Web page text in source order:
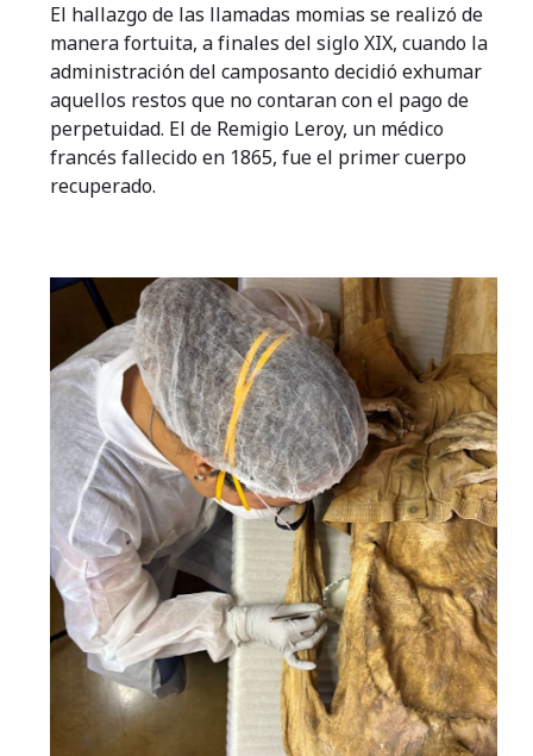
El hallazgo de las llamadas momias se realizó de
manera fortuita, a finales del siglo XIX, cuando la
administración del camposanto decidió exhumar
aquellos restos que no contaran con el pago de
perpetuidad. El de Remigio Leroy, un médico
francés fallecido en 1865, fue el primer cuerpo
recuperado.